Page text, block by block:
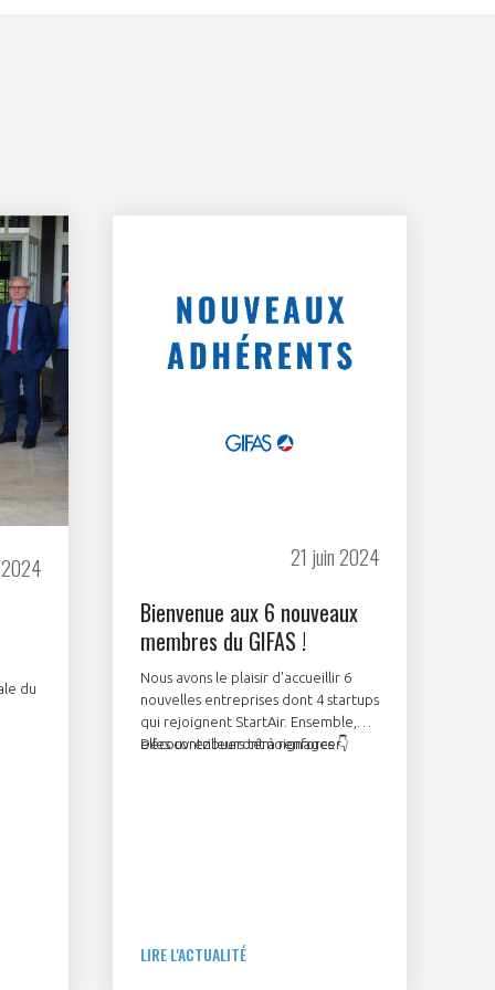
du
21 juin 2024
Bienvenue aux 6 nouveaux
membres du GIFAS !
Nous avons le plaisir d'accueillir 6
nouvelles entreprises dont 4 startups
qui rejoignent StartAir. Ensemble,
elles contribueront à renforcer
Découvrez leurs témoignages 👇
LIRE L'ACTUALITÉ